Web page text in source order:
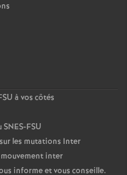
à vos côtés
FSU
les mutations Inter
mouvement inter
informe et vous conseille.